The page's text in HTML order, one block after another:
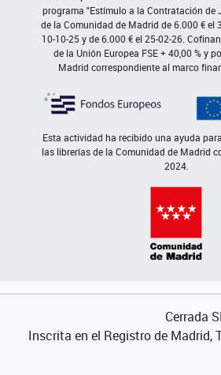
programa "Estímulo a la Contratación de
de la Comunidad de Madrid de 6.000 € el
10-10-25 y de 6.000 € el 25-02-26.
de la Unión Europea FSE + 40,00 % y
Madrid correspondiente al marco
Esta actividad ha recibido una ayuda
las librerías de la Comunidad de Madrid
2024.
Cerrada
Inscrita en el Registro de Madrid,